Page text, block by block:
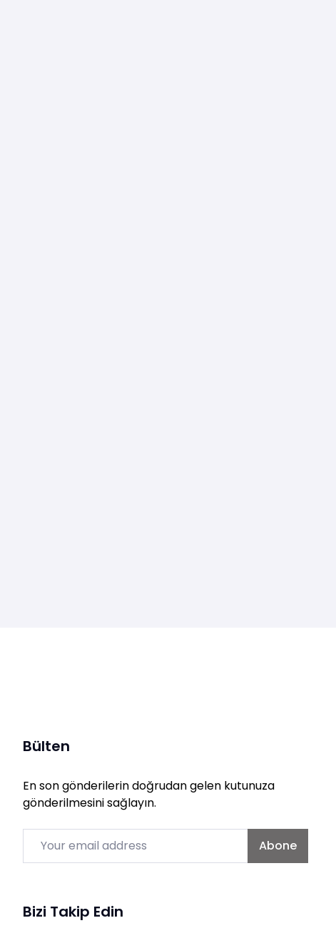
Bülten
En son gönderilerin doğrudan gelen kutunuza
gönderilmesini sağlayın.
Abone
Bizi Takip Edin